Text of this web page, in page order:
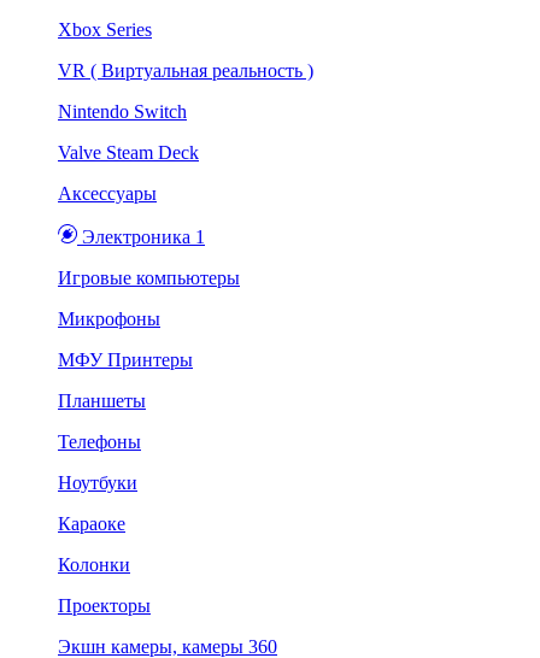
Xbox Series
VR ( Виртуальная реальность )
Nintendo Switch
Valve Steam Deck
Аксессуары
Электроника 1
Игровые компьютеры
Микрофоны
МФУ Принтеры
Планшеты
Телефоны
Ноутбуки
Караоке
Колонки
Проекторы
Экшн камеры, камеры 360